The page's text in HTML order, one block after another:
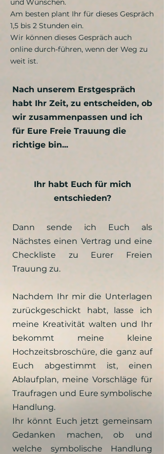
und Wünschen.
Am besten plant Ihr für dieses Gespräch
1,5 bis 2 Stunden ein.
Wir können dieses Gespräch auch
online durch-führen, wenn der Weg zu
weit ist.
Nach unserem Erstgespräch
habt Ihr Zeit, zu entscheiden, ob
wir zusammenpassen und ich
für Eure Freie Trauung die
richtige bin...
Ihr habt Euch für mich
entschieden?
Dann sende ich Euch als
Nächstes einen Vertrag und eine
Checkliste zu Eurer Freien
Trauung zu.
Nachdem Ihr mir die Unterlagen
zurückgeschickt habt, lasse ich
meine Kreativität walten und Ihr
bekommt meine kleine
Hochzeitsbroschüre, die ganz auf
Euch abgestimmt ist, einen
Ablaufplan, meine Vorschläge für
Traufragen und Eure symbolische
Handlung.
Ihr könnt Euch jetzt gemeinsam
Gedanken machen, ob und
welche symbolische Handlung